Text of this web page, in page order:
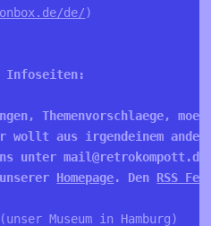
de/)
Infoseiten:
Themenvorschlaege,
wollt aus irgendeinem
unter
Homepage. Den RSS